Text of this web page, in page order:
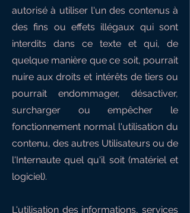
autorisé à utiliser l'un des contenus à
des fins ou effets illégaux qui sont
interdits dans ce texte et qui, de
quelque manière que ce soit, pourrait
nuire aux droits et intérêts de tiers ou
pourrait endommager, désactiver,
surcharger ou empêcher le
fonctionnement normal l'utilisation du
contenu, des autres Utilisateurs ou de
l'Internaute quel qu'il soit (matériel et
logiciel).
L'utilisation des informations, services